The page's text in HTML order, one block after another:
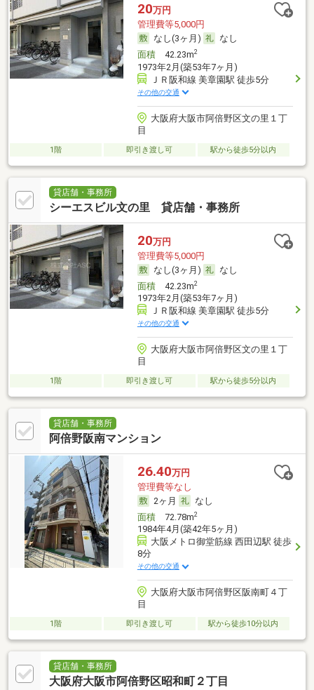
20万円
管理費等5,000円
なし(3ヶ月)
なし
面積42.23m2
1973年2月(築53年7ヶ月)
ＪＲ阪和線 美章園駅 徒歩5分
その他の交通
大阪府大阪市阿倍野区文の里１丁
目
1階 即引き渡し可 駅から徒歩5分以内
貸店舗・事務所
シーエスビル文の里 貸店舗・事務所
20万円
管理費等5,000円
なし(3ヶ月)
なし
面積42.23m2
1973年2月(築53年7ヶ月)
ＪＲ阪和線 美章園駅 徒歩5分
その他の交通
大阪府大阪市阿倍野区文の里１丁
目
1階 即引き渡し可 駅から徒歩5分以内
貸店舗・事務所
阿倍野阪南マンション
26.40万円
管理費等なし
2ヶ月
なし
面積72.78m2
1984年4月(築42年5ヶ月)
大阪メトロ御堂筋線 西田辺駅 徒歩
8分
その他の交通
大阪府大阪市阿倍野区阪南町４丁
目
1階 即引き渡し可 駅から徒歩10分以内
貸店舗・事務所
大阪府大阪市阿倍野区昭和町２丁目